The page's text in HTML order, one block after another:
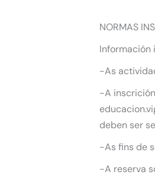
NORMAS
Información
-As
-A
deben ser
-As fins de
-A reserva